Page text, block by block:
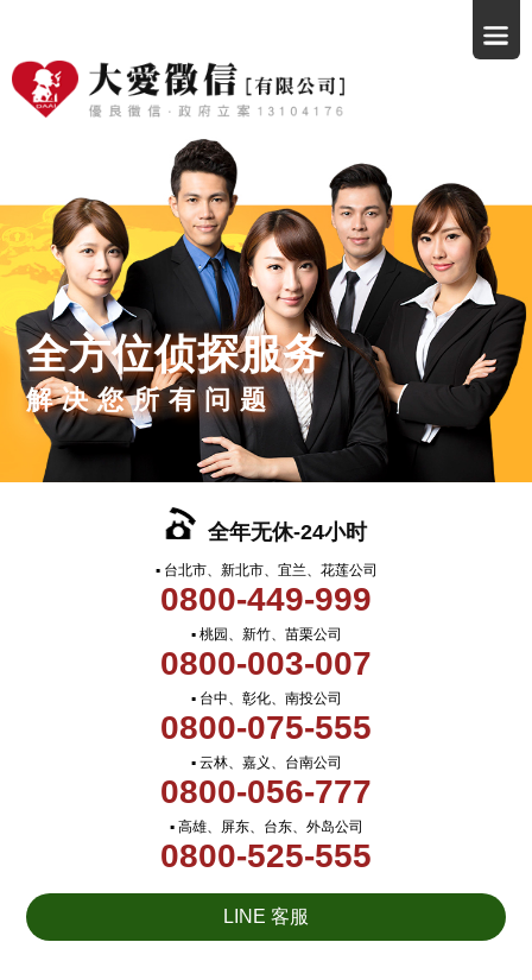
全方位侦探服务
解决您所有问题
全年无休-24小时
▪ 台北市、新北市、宜兰、花莲公司
0800-449-999
▪ 桃园、新竹、苗栗公司
0800-003-007
▪ 台中、彰化、南投公司
0800-075-555
▪ 云林、嘉义、台南公司
0800-056-777
▪ 高雄、屏东、台东、外岛公司
0800-525-555
LINE 客服